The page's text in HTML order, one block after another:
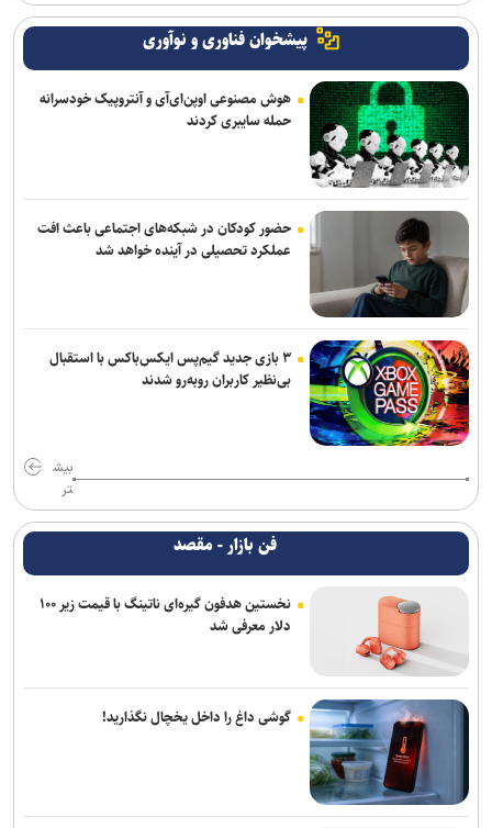
پیشخوان فناوری و نوآوری
هوش مصنوعی اوپن‌ای‌آی و آنتروپیک خودسرانه
حمله سایبری کردند
حضور کودکان در شبکه‌های اجتماعی باعث افت
عملکرد تحصیلی در آینده خواهد شد
۳ بازی جدید گیم‌پس ایکس‌باکس با استقبال
بی‌نظیر کاربران روبه‌رو شدند
بیش
تر
فن بازار - مقصد
نخستین هدفون گیره‌ای ناتینگ با قیمت زیر ۱۰۰
دلار معرفی شد
گوشی داغ را داخل یخچال نگذارید!